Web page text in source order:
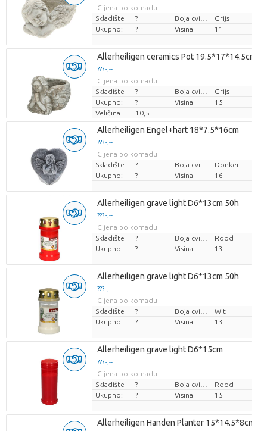
Cijena po komadu
Skladište
?
Grijs
Ukupno:
? Visina 11
Allerheiligen ceramics Pot 19.5*17*14.5cm
??? -,--
Cijena po komadu
Skladište
?
Grijs
Ukupno:
? Visina
15
10,5
Allerheiligen Engel+hart 18*7.5*16cm
??? -,--
Cijena po komadu
Skladište
?
Ukupno:
? Visina 16
Allerheiligen grave light D6*13cm 50h
??? -,--
Cijena po komadu
Skladište
?
Rood
Ukupno:
? Visina 13
Allerheiligen grave light D6*13cm 50h
??? -,--
Cijena po komadu
Skladište
?
Wit
Ukupno:
? Visina 13
Allerheiligen grave light D6*15cm
??? -,--
Cijena po komadu
Skladište
?
Rood
Ukupno:
? Visina 15
Allerheiligen Handen Planter 15*14.5*8cm